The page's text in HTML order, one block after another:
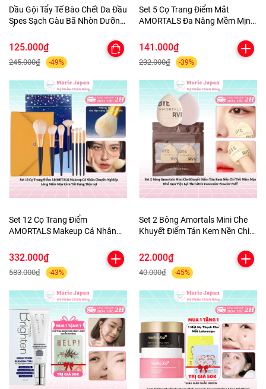
Dầu Gội Tẩy Tế Bào Chết Da Đầu
Spes Sạch Gàu Bã Nhờn Dưỡng
Hũ 280g
125.000₫
245.000₫ -49%
Set 5 Cọ Trang Điểm Mắt
AMORTALS Đa Năng Mềm Mịn
141.000₫
232.000₫ -39%
Set 12 Cọ Trang Điểm
AMORTALS Makeup Cá Nhân
Kèm Túi Đựng Tiện Lợi
332.000₫
583.000₫ -43%
Set 2 Bông Amortals Mini Che
Khuyết Điểm Tán Kem Nền Chi
The Little Concealer Powder
22.000₫
40.000₫ -45%